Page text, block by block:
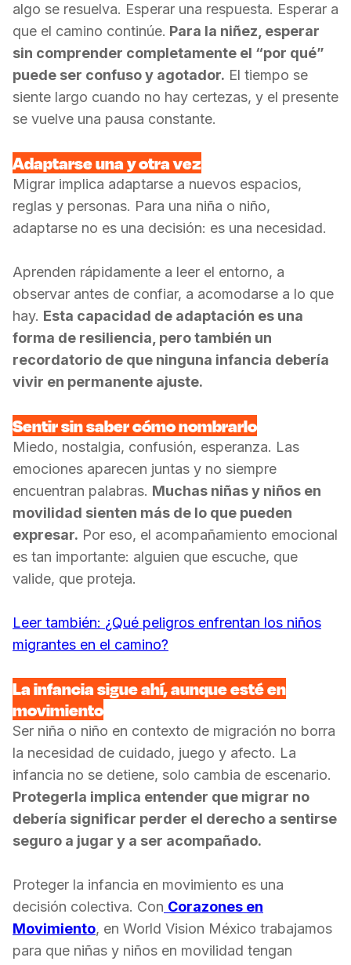
algo se resuelva. Esperar una respuesta. Esperar a
que el camino continúe. Para la niñez, esperar
sin comprender completamente el “por qué”
puede ser confuso y agotador. El tiempo se
siente largo cuando no hay certezas, y el presente
se vuelve una pausa constante.
Adaptarse una y otra vez
Migrar implica adaptarse a nuevos espacios,
reglas y personas. Para una niña o niño,
adaptarse no es una decisión: es una necesidad.
Aprenden rápidamente a leer el entorno, a
observar antes de confiar, a acomodarse a lo que
hay. Esta capacidad de adaptación es una
forma de resiliencia, pero también un
recordatorio de que ninguna infancia debería
vivir en permanente ajuste.
Sentir sin saber cómo nombrarlo
Miedo, nostalgia, confusión, esperanza. Las
emociones aparecen juntas y no siempre
encuentran palabras. Muchas niñas y niños en
movilidad sienten más de lo que pueden
expresar. Por eso, el acompañamiento emocional
es tan importante: alguien que escuche, que
valide, que proteja.
Leer también: ¿Qué peligros enfrentan los niños
migrantes en el camino?
La infancia sigue ahí, aunque esté en
movimiento
Ser niña o niño en contexto de migración no borra
la necesidad de cuidado, juego y afecto. La
infancia no se detiene, solo cambia de escenario.
Protegerla implica entender que migrar no
debería significar perder el derecho a sentirse
seguro a jugar y a ser acompañado.
Proteger la infancia en movimiento es una
decisión colectiva. Con Corazones en
Movimiento, en World Vision México trabajamos
para que niñas y niños en movilidad tengan